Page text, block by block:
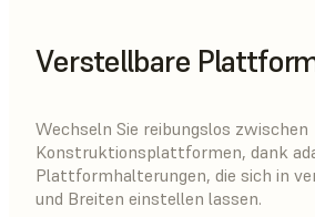
Verstellbare
Wechseln Sie reibungslos zwischen
Konstruktionsplattformen, dank
Plattformhalterungen, die sich in
und Breiten einstellen lassen.